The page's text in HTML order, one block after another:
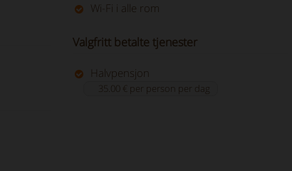
Wi-Fi i alle rom
Valgfritt betalte tjenester
Halvpensjon
35.00 € per person per dag